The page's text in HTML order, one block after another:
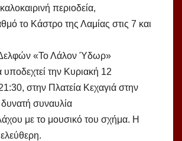
περιοδεία,
το Κάστρο της Λαμίας στις 7 και
«Το Λάλον Ύδωρ»
υποδεχτεί την Κυριακή 12
21:30, στην Πλατεία Κεχαγιά στην
συναυλία
με το μουσικό του σχήμα. Η
ελεύθερη.